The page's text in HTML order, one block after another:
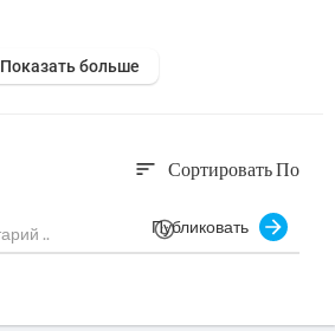
Показать больше
sort Сортировать По
Публиковать